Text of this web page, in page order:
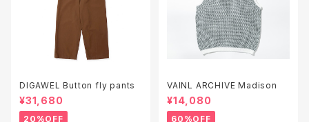
DIGAWEL Button fly pants
¥31,680
20%OFF
VAINL ARCHIVE Madison
¥14,080
60%OFF